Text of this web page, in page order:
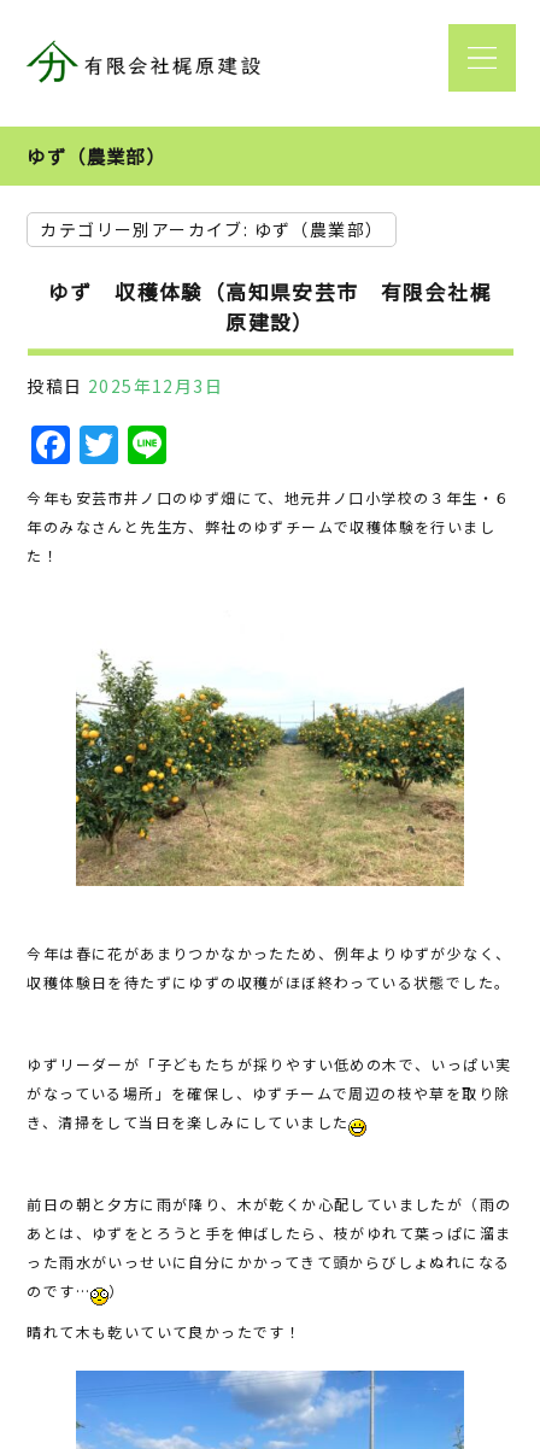
ゆず（農業部）
カテゴリー別アーカイブ: ゆず（農業部）
ゆず 収穫体験（高知県安芸市 有限会社梶
原建設）
投稿日 2025年12月3日
F
a
c
k
T
w
it
n
e
今年も安芸市井ノ口のゆず畑にて、地元井ノ口小学校の３年生・６
年のみなさんと先生方、弊社のゆずチームで収穫体験を行いまし
た！
今年は春に花があまりつかなかったため、例年よりゆずが少なく、
収穫体験日を待たずにゆずの収穫がほぼ終わっている状態でした。
ゆずリーダーが「子どもたちが採りやすい低めの木で、いっぱい実
がなっている場所」を確保し、ゆずチームで周辺の枝や草を取り除
き、清掃をして当日を楽しみにしていました
前日の朝と夕方に雨が降り、木が乾くか心配していましたが（雨の
あとは、ゆずをとろうと手を伸ばしたら、枝がゆれて葉っぱに溜ま
った雨水がいっせいに自分にかかってきて頭からびしょぬれになる
のです…
）
晴れて木も乾いていて良かったです！